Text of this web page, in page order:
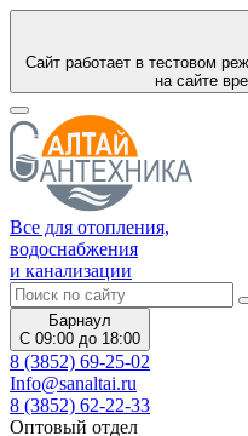
Сайт работает в тестовом
на сайте
Все для отопления,
водоснабжения
и канализации
Барнаул
С 09:00 до 18:00
8 (3852) 69-25-02
Info@sanaltai.ru
8 (3852) 62-22-33
Оптовый отдел